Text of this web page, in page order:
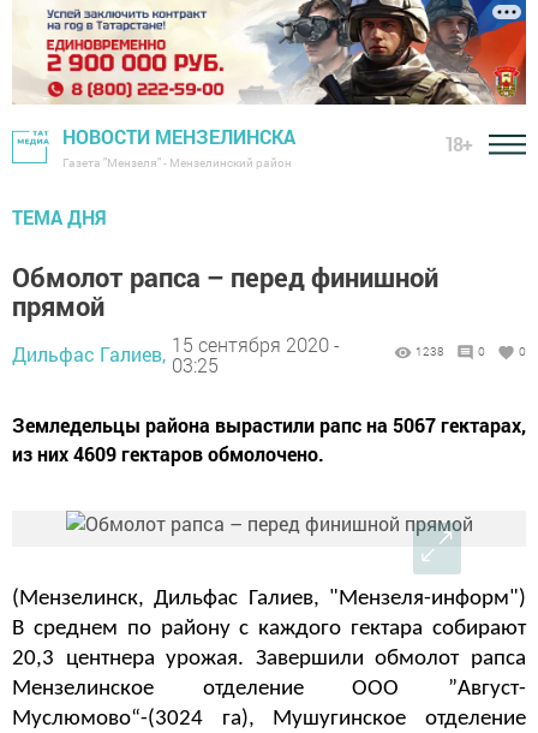
НОВОСТИ МЕНЗЕЛИНСКА
Газета "Мензеля" - Мензелинский район
18+
ТЕМА ДНЯ
Обмолот рапса – перед финишной
прямой
Дильфас Галиев, 15 сентября 2020 -
03:25
1238 0 0
Земледельцы района вырастили рапс на 5067 гектарах,
из них 4609 гектаров обмолочено.
(Мензелинск, Дильфас Галиев, "Мензеля-информ")
В среднем по району с каждого гектара собирают
20,3 центнера урожая. Завершили обмолот рапса
Мензелинское отделение ООО ”Август-
Муслюмово“-(3024 га), Мушугинское отделение